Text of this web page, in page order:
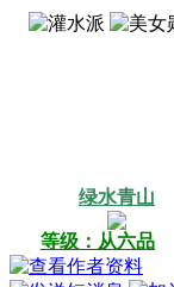
绿水青山
等级：从六品